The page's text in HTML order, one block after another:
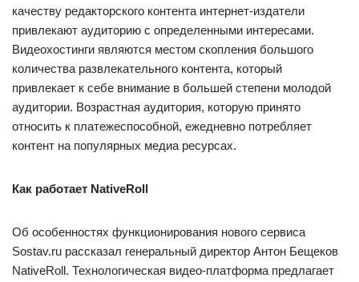
качеству редакторского контента интернет-издатели
привлекают аудиторию с определенными интересами.
Видеохостинги являются местом скопления большого
количества развлекательного контента, который
привлекает к себе внимание в большей степени молодой
аудитории. Возрастная аудитория, которую принято
относить к платежеспособной, ежедневно потребляет
контент на популярных медиа ресурсах.
Как работает NativeRoll
Об особенностях функционирования нового сервиса
Sostav.ru рассказал генеральный директор Антон Бещеков
NativeRoll. Технологическая видео-платформа предлагает